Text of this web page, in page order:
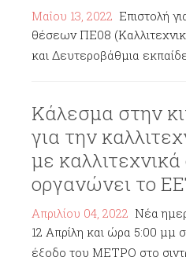
Μαΐου 13, 2022 Επιστολή
θέσεων ΠΕ08
και Δευτεροβάθμια
Κάλεσμα στην
για την
με
οργανώνει το
Απριλίου 04, 2022 Νέα
12 Απρίλη και ώρα 5:00 μμ
έξοδο του ΜΕΤΡΟ στο